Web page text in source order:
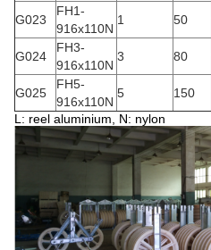
G023
FH1-
916x110N
1 50
G024
FH3-
916x110N
3 80
G025
FH5-
916x110N
5 150
L: reel aluminium, N: nylon